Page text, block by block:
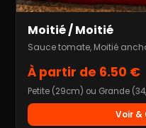
Moitié / Moitié
Sauce tomate, Moitié
À partir de 6.50 €
Petite (29cm) ou Grande
Voir &